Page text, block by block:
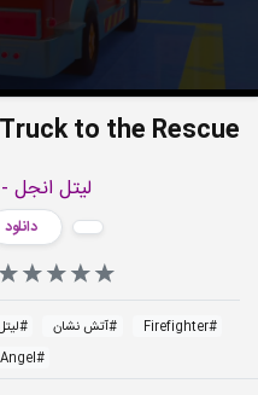
لیتل انجل - Little Angel
دانلود
#
Firefighter
#آتش نشان #
#